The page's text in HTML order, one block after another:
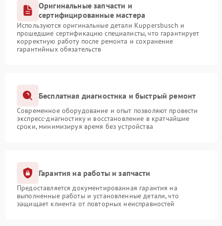
Оригинальные запчасти и
сертифицированные мастера
Используются оригинальные детали Kuppersbusch и
прошедшие сертификацию специалисты, что гарантирует
корректную работу после ремонта и сохранение
гарантийных обязательств
Бесплатная диагностика и быстрый ремонт
Современное оборудование и опыт позволяют провести
экспресс-диагностику и восстановление в кратчайшие
сроки, минимизируя время без устройства
Гарантия на работы и запчасти
Предоставляется документированная гарантия на
выполненные работы и установленные детали, что
защищает клиента от повторных неисправностей